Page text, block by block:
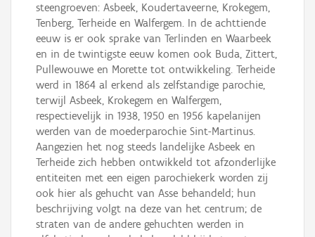
steengroeven: Asbeek, Koudertaveerne, Krokegem,
Tenberg, Terheide en Walfergem. In de achttiende
eeuw is er ook sprake van Terlinden en Waarbeek
en in de twintigste eeuw komen ook Buda, Zittert,
Pullewouwe en Morette tot ontwikkeling. Terheide
werd in 1864 al erkend als zelfstandige parochie,
terwijl Asbeek, Krokegem en Walfergem,
respectievelijk in 1938, 1950 en 1956 kapelanijen
werden van de moederparochie Sint-Martinus.
Aangezien het nog steeds landelijke Asbeek en
Terheide zich hebben ontwikkeld tot afzonderlijke
entiteiten met een eigen parochiekerk worden zij
ook hier als gehucht van Asse behandeld; hun
beschrijving volgt na deze van het centrum; de
straten van de andere gehuchten werden in